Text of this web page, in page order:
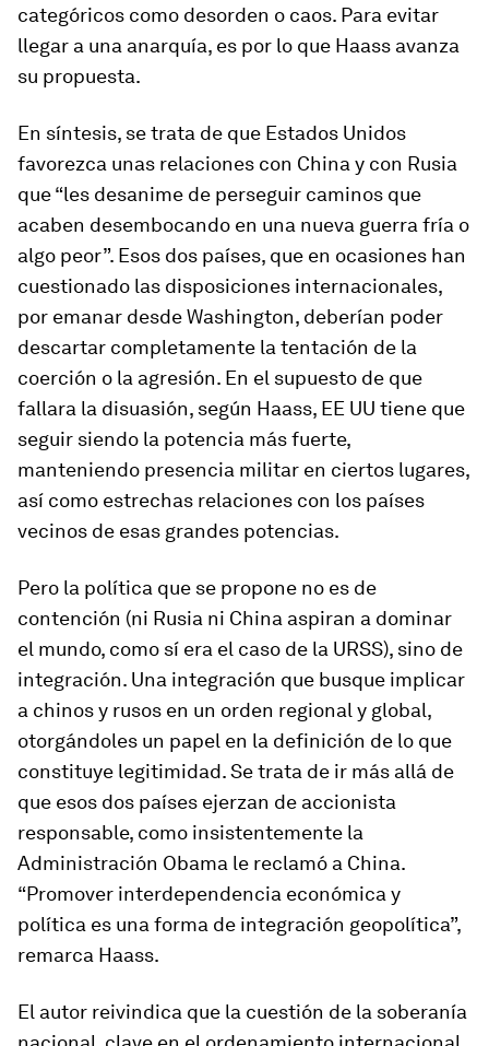
categóricos como desorden o caos. Para evitar
llegar a una anarquía, es por lo que Haass avanza
su propuesta.
En síntesis, se trata de que Estados Unidos
favorezca unas relaciones con China y con Rusia
que “les desanime de perseguir caminos que
acaben desembocando en una nueva guerra fría o
algo peor”. Esos dos países, que en ocasiones han
cuestionado las disposiciones internacionales,
por emanar desde Washington, deberían poder
descartar completamente la tentación de la
coerción o la agresión. En el supuesto de que
fallara la disuasión, según Haass, EE UU tiene que
seguir siendo la potencia más fuerte,
manteniendo presencia militar en ciertos lugares,
así como estrechas relaciones con los países
vecinos de esas grandes potencias.
Pero la política que se propone no es de
contención (ni Rusia ni China aspiran a dominar
el mundo, como sí era el caso de la URSS), sino de
integración. Una integración que busque implicar
a chinos y rusos en un orden regional y global,
otorgándoles un papel en la definición de lo que
constituye legitimidad. Se trata de ir más allá de
que esos dos países ejerzan de accionista
responsable, como insistentemente la
Administración Obama le reclamó a China.
“Promover interdependencia económica y
política es una forma de integración geopolítica”,
remarca Haass.
El autor reivindica que la cuestión de la soberanía